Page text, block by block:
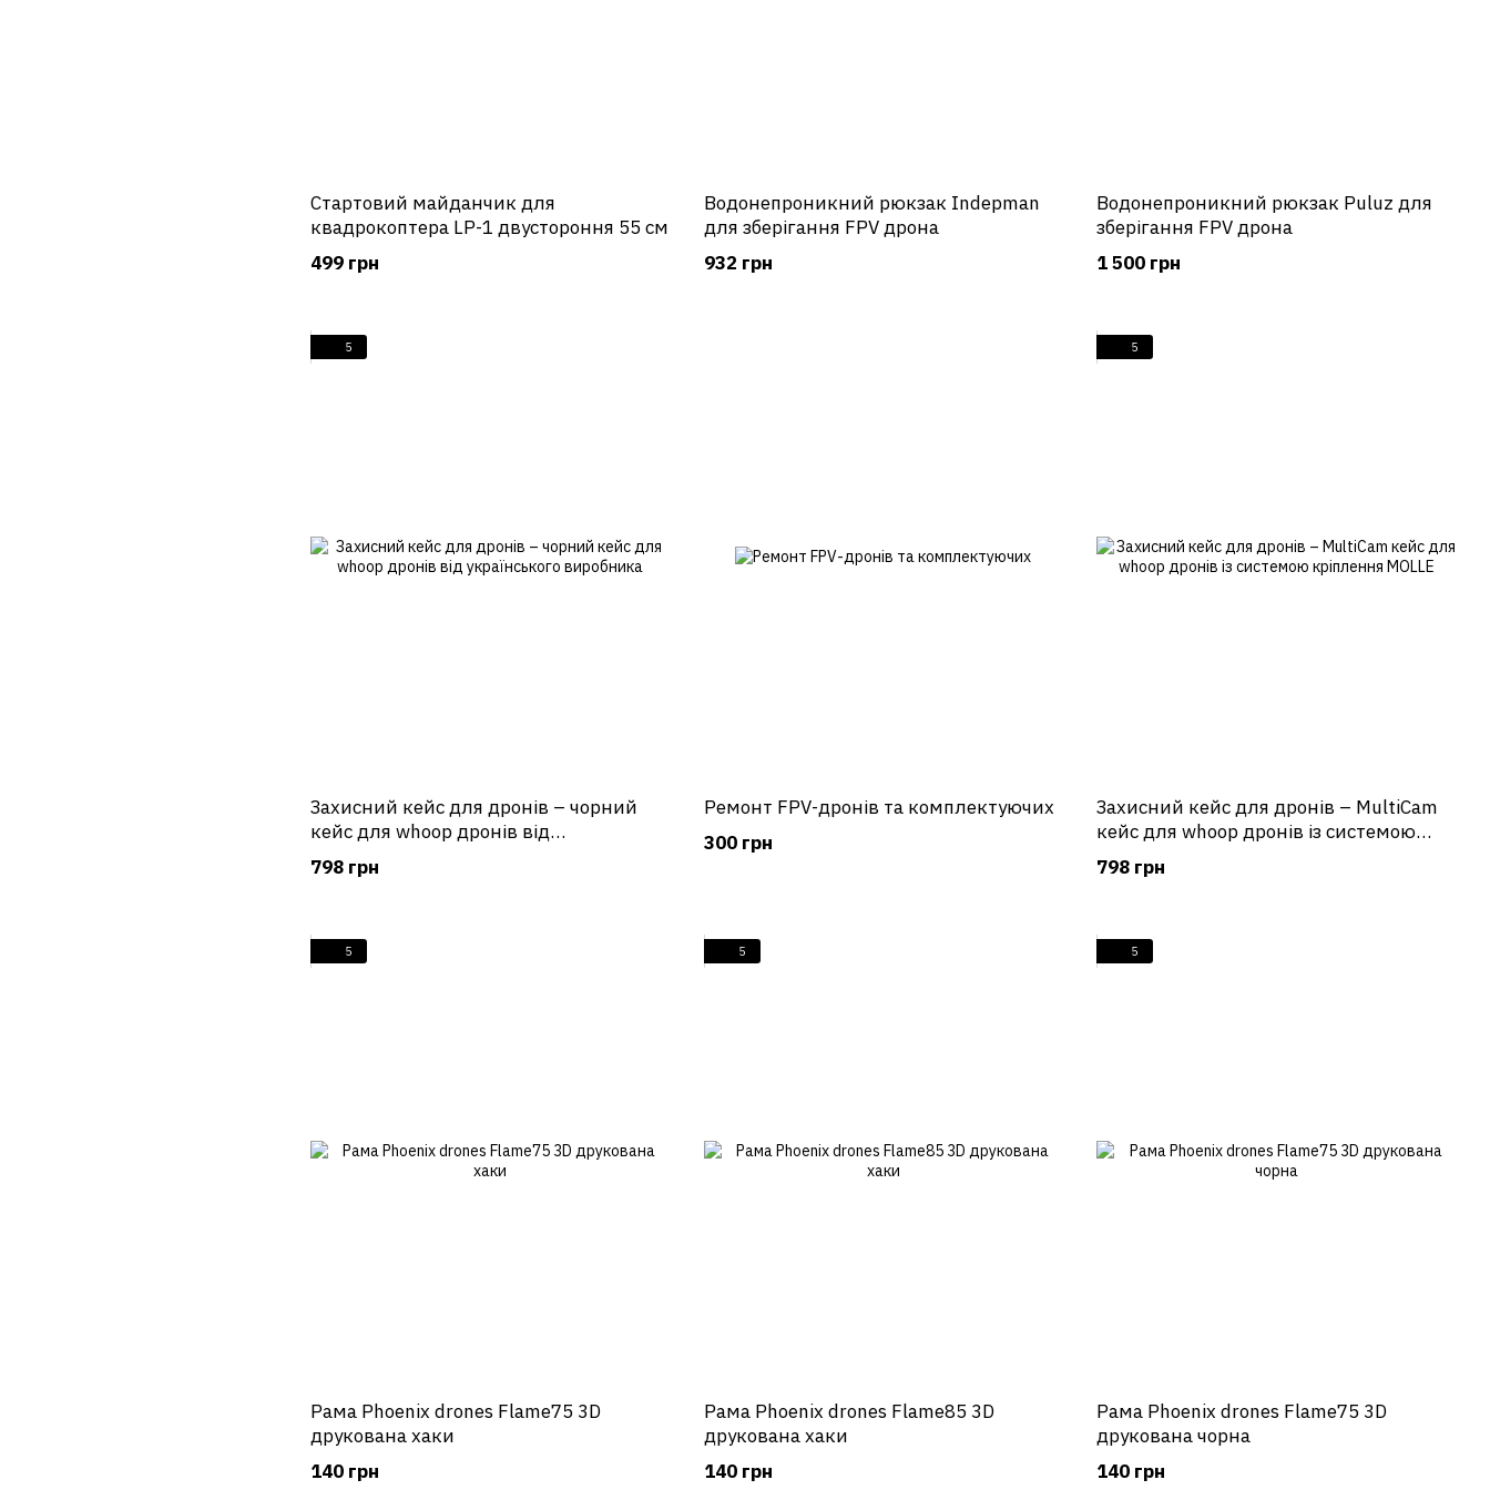
Стартовий майданчик для
квадрокоптера LP-1 двустороння 55 см
499 грн
Водонепроникний рюкзак Indepman
для зберігання FPV дрона
932 грн
Водонепроникний рюкзак Puluz для
зберігання FPV дрона
1 500 грн
5
Захисний кейс для дронів – чорний
кейс для whoop дронів від
українського виробника
798 грн
Ремонт FPV-дронів та комплектуючих
300 грн
5
Захисний кейс для дронів – MultiCam
кейс для whoop дронів із системою
кріплення MOLLE
798 грн
5
Рама Phoenix drones Flame75 3D
друкована хаки
140 грн
5
Рама Phoenix drones Flame85 3D
друкована хаки
140 грн
5
Рама Phoenix drones Flame75 3D
друкована чорна
140 грн